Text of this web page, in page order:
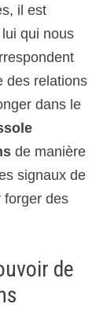
il est
qui nous
des relations
dans le
de manière
signaux de
des
de